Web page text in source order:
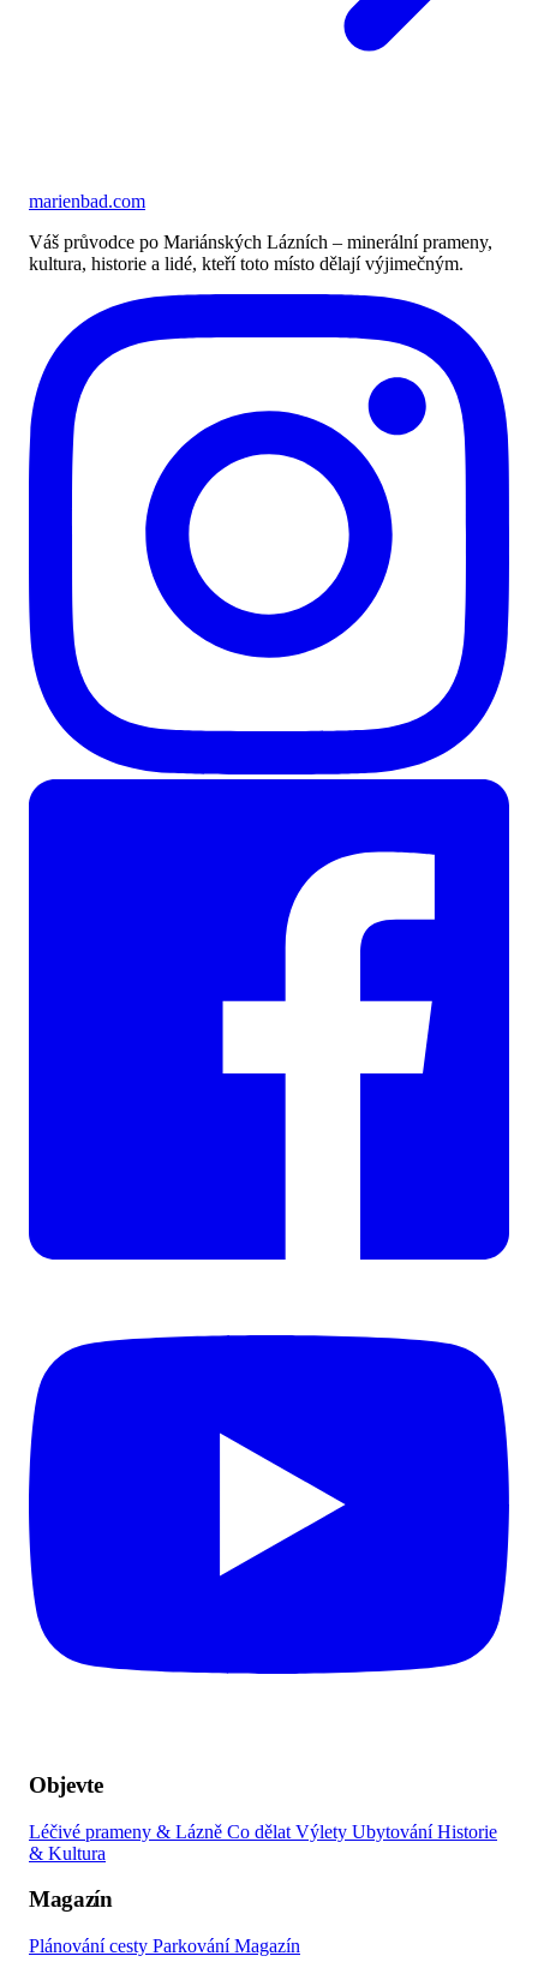
marienbad.com
Váš průvodce po Mariánských Lázních – minerální prameny,
kultura, historie a lidé, kteří toto místo dělají výjimečným.
Objevte
Léčivé prameny & Lázně Co dělat Výlety UbytováníHistorie
& Kultura
Magazín
Plánování cesty ParkováníMagazín